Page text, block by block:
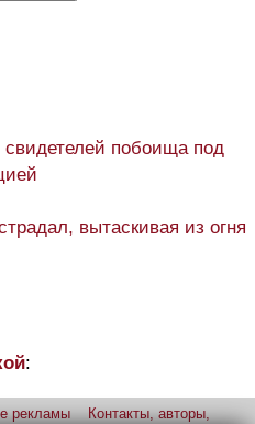
побоища под
вытаскивая из огня
:
рекламы Контакты, авторы,